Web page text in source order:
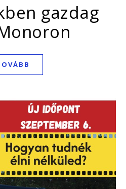
gazdag